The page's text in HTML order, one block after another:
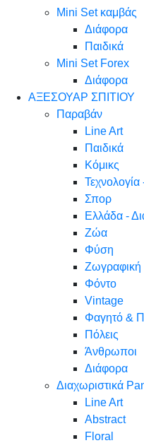
Mini Set καμβάς
Διάφορα
Παιδικά
Mini Set Forex
Διάφορα
ΑΞΕΣΟΥΑΡ ΣΠΙΤΙΟΥ
Παραβάν
Line Art
Παιδικά
Κόμικς
Τεχνολογία
Σπορ
Ελλάδα -
Ζώα
Φύση
Ζωγραφική
Φόντο
Vintage
Φαγητό &
Πόλεις
Άνθρωποι
Διάφορα
Διαχωριστικά
Line Art
Abstract
Floral